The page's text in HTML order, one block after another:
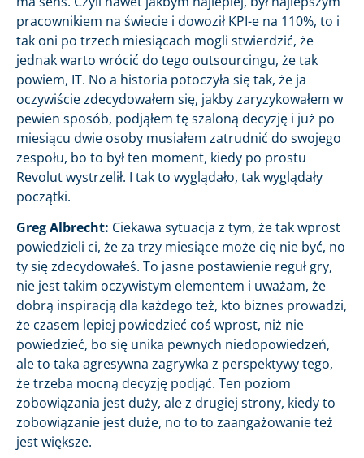
pracownikiem na świecie i dowoził KPI-e na 110%, to i
tak oni po trzech miesiącach mogli stwierdzić, że
jednak warto wrócić do tego outsourcingu, że tak
powiem, IT. No a historia potoczyła się tak, że ja
oczywiście zdecydowałem się, jakby zaryzykowałem w
pewien sposób, podjąłem tę szaloną decyzję i już po
miesiącu dwie osoby musiałem zatrudnić do swojego
zespołu, bo to był ten moment, kiedy po prostu
Revolut wystrzelił. I tak to wyglądało, tak wyglądały
początki.
Greg Albrecht: Ciekawa sytuacja z tym, że tak wprost
powiedzieli ci, że za trzy miesiące może cię nie być, no
ty się zdecydowałeś. To jasne postawienie reguł gry,
nie jest takim oczywistym elementem i uważam, że
dobrą inspiracją dla każdego też, kto biznes prowadzi,
że czasem lepiej powiedzieć coś wprost, niż nie
powiedzieć, bo się unika pewnych niedopowiedzeń,
ale to taka agresywna zagrywka z perspektywy tego,
że trzeba mocną decyzję podjąć. Ten poziom
zobowiązania jest duży, ale z drugiej strony, kiedy to
zobowiązanie jest duże, no to to zaangażowanie też
jest większe.